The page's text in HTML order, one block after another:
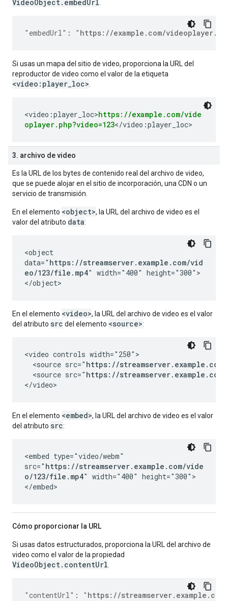
VideoObject.embedUrl
"embedUrl" : " https://example.com/
Si usas un mapa del sitio de video, proporciona la URL del
reproductor de video como el valor de la etiqueta
<video:player_loc>
<video:player_loc>https://example.com/vide
oplayer.php?video=123</video:player_loc>
3. archivo de video
Es la URL de los bytes de contenido real del archivo de video,
que se puede alojar en el sitio de incorporación, una CDN o un
servicio de transmisión.
En el elemento <object>, la URL del archivo de video es el
valor del atributo data:
<object
data=" https://streamserver.example.com/vid
eo/123/file.mp4" width="400" height="300">
</object>
En el elemento <video>, la URL del archivo de video es el valor
del atributo src del elemento <source>:
<video controls width="250">
  <source src="
https://
  <source src="
https://
</video>
En el elemento <embed>, la URL del archivo de video es el valor
del atributo src:
<embed type="video/webm"
src=" https://streamserver.example.com/vide
o/123/file.mp4" width="400" height="300">
</embed>
Cómo proporcionar la URL
Si usas datos estructurados, proporciona la URL del archivo de
video como el valor de la propiedad
VideoObject.contentUrl
"contentUrl" : " https://